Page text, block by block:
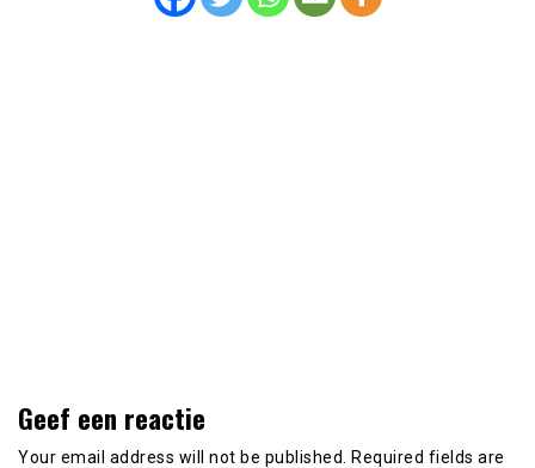
Geef een reactie
Your email address will not be published.
Required fields are